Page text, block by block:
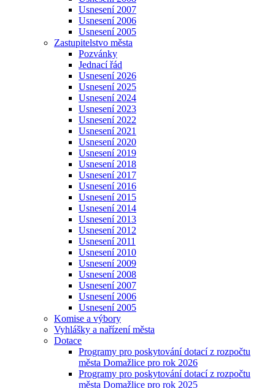
Usnesení 2007
Usnesení 2006
Usnesení 2005
Zastupitelstvo města
Pozvánky
Jednací řád
Usnesení 2026
Usnesení 2025
Usnesení 2024
Usnesení 2023
Usnesení 2022
Usnesení 2021
Usnesení 2020
Usnesení 2019
Usnesení 2018
Usnesení 2017
Usnesení 2016
Usnesení 2015
Usnesení 2014
Usnesení 2013
Usnesení 2012
Usnesení 2011
Usnesení 2010
Usnesení 2009
Usnesení 2008
Usnesení 2007
Usnesení 2006
Usnesení 2005
Komise a výbory
Vyhlášky a nařízení města
Dotace
Programy pro poskytování dotací z rozpočtu
města Domažlice pro rok 2026
Programy pro poskytování dotací z rozpočtu
města Domažlice pro rok 2025